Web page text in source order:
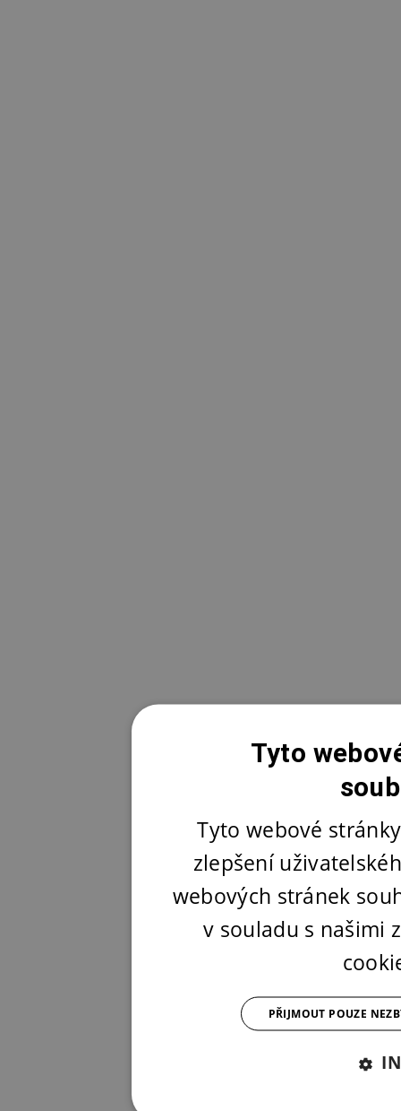
Tyto
Tyto webové
zlepšení
webových stránek
v souladu s našimi
PŘIJMOUT POUZE